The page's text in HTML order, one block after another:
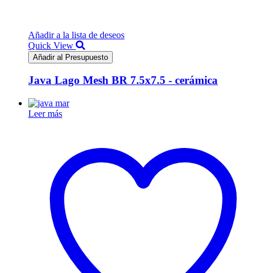
Añadir a la lista de deseos
Quick View
Añadir al Presupuesto
Java Lago Mesh BR 7.5x7.5 - cerámica
Leer más